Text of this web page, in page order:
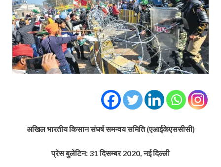
अखिल भारतीय किसान संघर्ष समन्वय समिति (एआईकेएससीसी)
प्रेस बुलेटिन: 31 दिसम्बर 2020, नई दिल्ली